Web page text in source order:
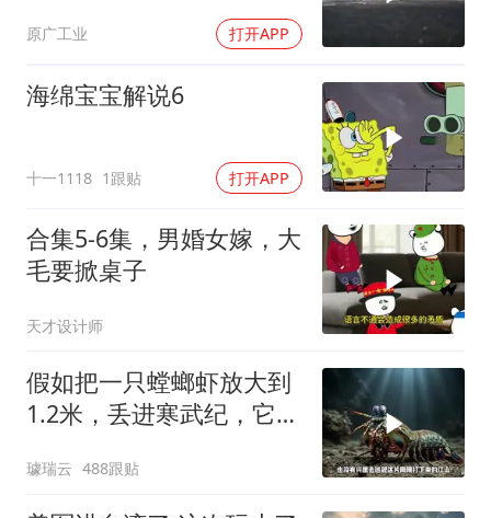
原广工业 打开APP
海绵宝宝解说6
十一1118 1跟贴 打开APP
合集5-6集，男婚女嫁，大
毛要掀桌子
天才设计师
假如把一只螳螂虾放大到
1.2米，丢进寒武纪，它能
璩瑞云 488跟贴